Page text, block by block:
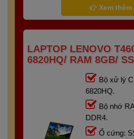
Xem thêm
LAPTOP LENOVO
6820HQ/ RAM 8GB/
Bộ xử lý
6820HQ.
Bộ nhớ
DDR4.
Ổ cứng: